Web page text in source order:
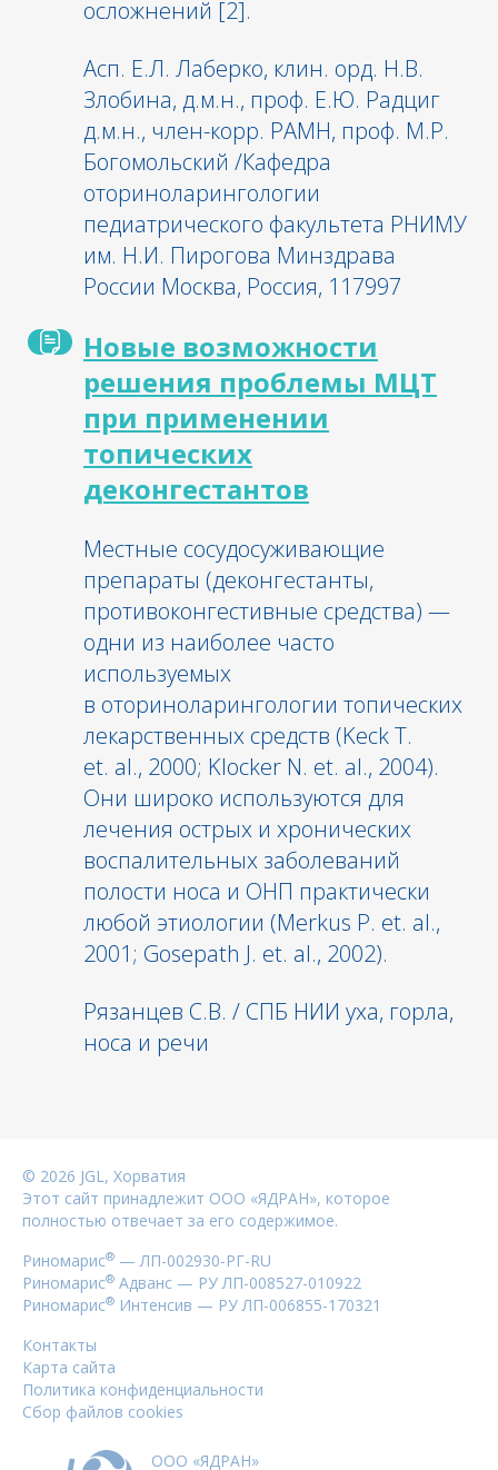
осложнений [2].
Асп. Е.Л. Лаберко, клин. орд. Н.В.
Злобина, д.м.н., проф. Е.Ю. Радциг
д.м.н., член-корр. РАМН, проф. М.Р.
Богомольский /Кафедра
оториноларингологии
педиатрического факультета РНИМУ
им. Н.И. Пирогова Минздрава
России Москва, Россия, 117997
Новые возможности
решения проблемы МЦТ
при применении
топических
деконгестантов
Местные сосудосуживающие
препараты (деконгестанты,
противоконгестивные средства) —
одни из наиболее часто
используемых
в оториноларингологии топических
лекарственных средств (Keck Т.
et. al., 2000; Klocker N. et. al., 2004).
Они широко используются для
лечения острых и хронических
воспалительных заболеваний
полости носа и ОНП практически
любой этиологии (Merkus Р. et. al.,
2001; Gosepath J. et. al., 2002).
Рязанцев С.В. / СПБ НИИ уха, горла,
носа и речи
© 2026 JGL, Хорватия
Этот сайт принадлежит ООО «ЯДРАН», которое
полностью отвечает за его содержимое.
Риномарис® — ЛП-002930-РГ-RU
Риномарис® Адванс — РУ ЛП-008527-010922
Риномарис® Интенсив — РУ ЛП-006855-170321
Контакты
Карта сайта
Политика конфиденциальности
Сбор файлов cookies
ООО «ЯДРАН»